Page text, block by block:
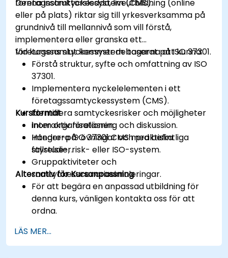
företagssamtyckessystem (CMS).
Denna instruktörsledda, liveutbildning (online
eller på plats) riktar sig till yrkesverksamma på
grundnivå till mellannivå som vill förstå,
implementera eller granska ett
företagssamtyckessystem baserat på ISO 37301.
Vid kursens slut kommer deltagarna att kunna:
Förstå struktur, syfte och omfattning av ISO
37301.
Implementera nyckelelementen i ett
företagssamtyckessystem (CMS).
Identifiera samtyckesrisker och möjligheter
inom organisationen.
Integrera ISO 37301 CMS med befintliga
styrelse-, risk- eller ISO-system.
Kursformat
Interaktiv föreläsning och diskussion.
Händer-på-övningar och praktiska
fallstudier.
Gruppaktiviteter och
samtyckesscenariosimuleringar.
Alternativ för Kursanpassning
För att begära en anpassad utbildning för
denna kurs, vänligen kontakta oss för att
ordna.
LÄS MER...